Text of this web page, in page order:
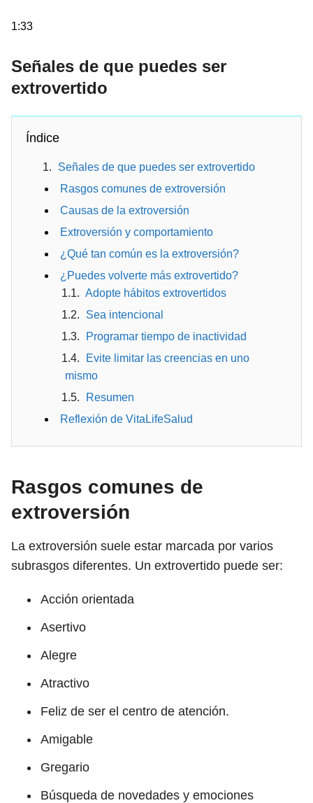
1:33
Señales de que puedes ser
extrovertido
Índice
Señales de que puedes ser extrovertido
Rasgos comunes de extroversión
Causas de la extroversión
Extroversión y comportamiento
¿Qué tan común es la extroversión?
¿Puedes volverte más extrovertido?
Adopte hábitos extrovertidos
Sea intencional
Programar tiempo de inactividad
Evite limitar las creencias en uno
mismo
Resumen
Reflexión de VitaLifeSalud
Rasgos comunes de
extroversión
La extroversión suele estar marcada por varios
subrasgos diferentes. Un extrovertido puede ser:
Acción orientada
Asertivo
Alegre
Atractivo
Feliz de ser el centro de atención.
Amigable
Gregario
Búsqueda de novedades y emociones